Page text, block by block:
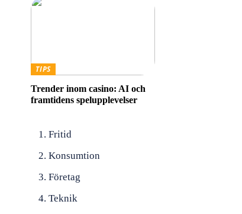
TIPS
Trender inom casino: AI och
framtidens spelupplevelser
Fritid
Konsumtion
Företag
Teknik